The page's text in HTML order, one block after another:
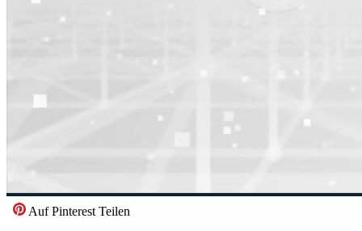
Auf Pinterest Teilen